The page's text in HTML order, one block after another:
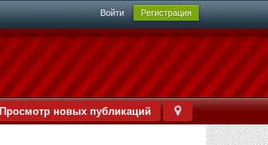
Войти Регистрация
Просмотр новых публикаций